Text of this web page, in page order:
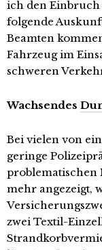
ich den Einbruch
folgende
Beamten
Fahrzeug im
schweren
Wachsendes
Bei vielen von
geringe
problematischen
mehr angezeigt,
zwei Textil-